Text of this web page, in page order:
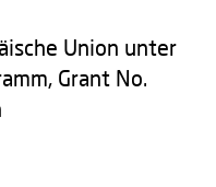
Union unter
Grant No.